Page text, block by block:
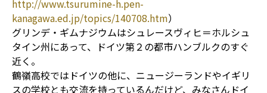
http://www.tsurumine-h.pen-
kanagawa.ed.jp/topics/140708.htm）
グリンデ・ギムナジウムはシュレースヴィヒ＝ホルシュ
タイン州にあって、ドイツ第２の都市ハンブルクのすぐ
近く。
鶴嶺高校ではドイツの他に、ニュージーランドやイギリ
スの学校とも交流を持っているんだけど、みなさんドイ